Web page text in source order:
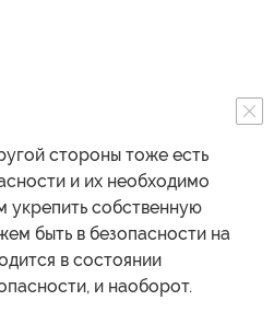
стороны тоже есть
и их необходимо
укрепить собственную
быть в безопасности на
в состоянии
и наоборот.